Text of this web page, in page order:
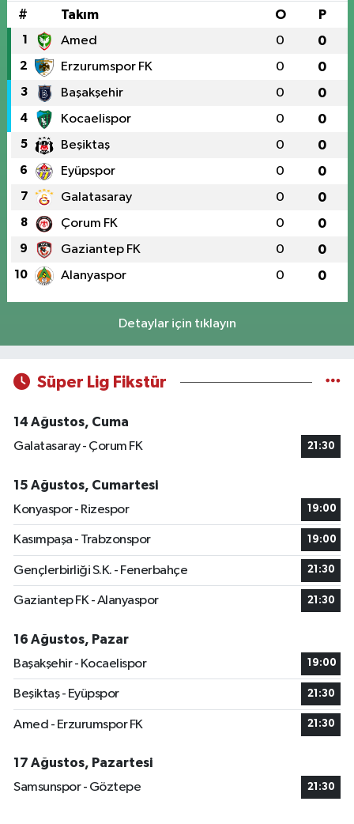
# Takım O P
1 Amed 0 0
2 Erzurumspor FK 0 0
3 Başakşehir 0 0
4 Kocaelispor 0 0
5 Beşiktaş 0 0
6 Eyüpspor 0 0
7 Galatasaray 0 0
8 Çorum FK 0 0
9 Gaziantep FK 0 0
10 Alanyaspor 0 0
Detaylar için tıklayın
Süper Lig Fikstür
14 Ağustos, Cuma
Galatasaray - Çorum FK
21:30
15 Ağustos, Cumartesi
Konyaspor - Rizespor
19:00
Kasımpaşa - Trabzonspor 19:00
Gençlerbirliği S.K. - Fenerbahçe 21:30
Gaziantep FK - Alanyaspor 21:30
16 Ağustos, Pazar
Başakşehir - Kocaelispor
19:00
Beşiktaş - Eyüpspor 21:30
Amed - Erzurumspor FK 21:30
17 Ağustos, Pazartesi
Samsunspor - Göztepe
21:30